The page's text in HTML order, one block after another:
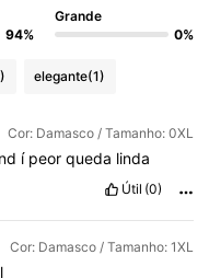
94%
Grande
0%
elegante(1)
Cor: Damasco / Tamanho: 0XL
í peor queda linda
Útil (0)
Cor: Damasco / Tamanho: 1XL